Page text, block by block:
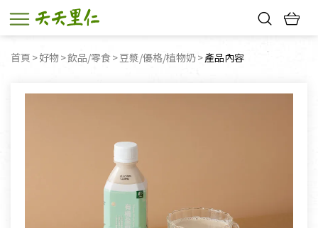
首頁 好物 飲品/零食 豆漿/優格/植物奶 目前頁面：
產品內容